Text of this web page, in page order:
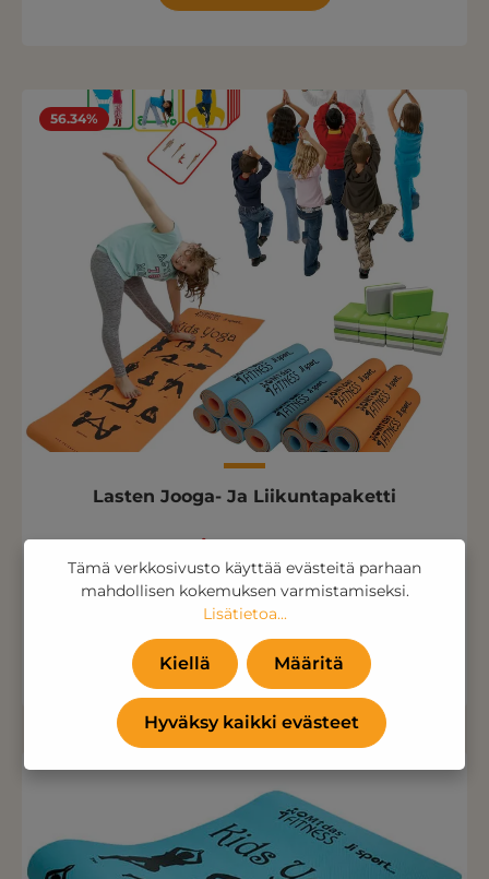
56.34%
Lasten Jooga- Ja Liikuntapaketti
Vain 233,43 €
(186,00 € Ei sis. ALV )
Lisää ostoskoriin
Tämä verkkosivusto käyttää evästeitä parhaan
mahdollisen kokemuksen varmistamiseksi.
Lisätietoa...
Kiellä Määritä
Hyväksy kaikki evästeet